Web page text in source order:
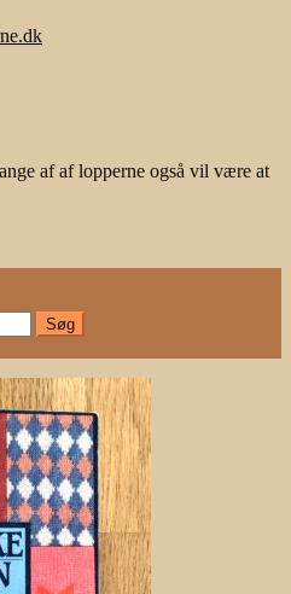
af af lopperne også vil være at
Søg